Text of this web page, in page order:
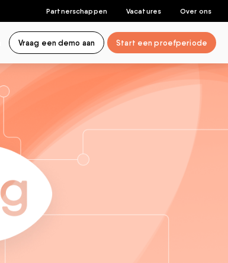
Partnerschappen Vacatures Over ons
Vraag een demo aan Start een proefperiode